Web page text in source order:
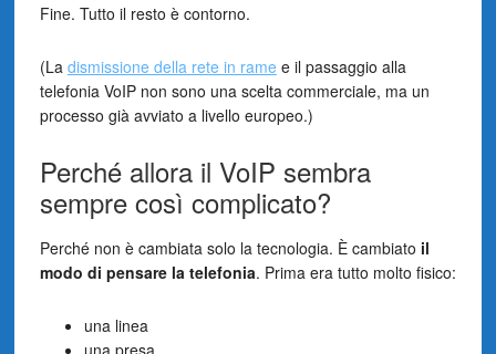
Fine. Tutto il resto è contorno.
(La dismissione della rete in rame e il passaggio alla
telefonia VoIP non sono una scelta commerciale, ma un
processo già avviato a livello europeo.)
Perché allora il VoIP sembra
sempre così complicato?
Perché non è cambiata solo la tecnologia. È cambiato il
modo di pensare la telefonia. Prima era tutto molto fisico:
una linea
una presa